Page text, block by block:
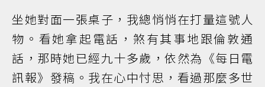
坐她對面一張桌子，我總悄悄在打量這號人
物。看她拿起電話，煞有其事地跟倫敦通
話，那時她已經九十多歲，依然為《每日電
訊報》發稿。我在心中忖思，看過那麼多世